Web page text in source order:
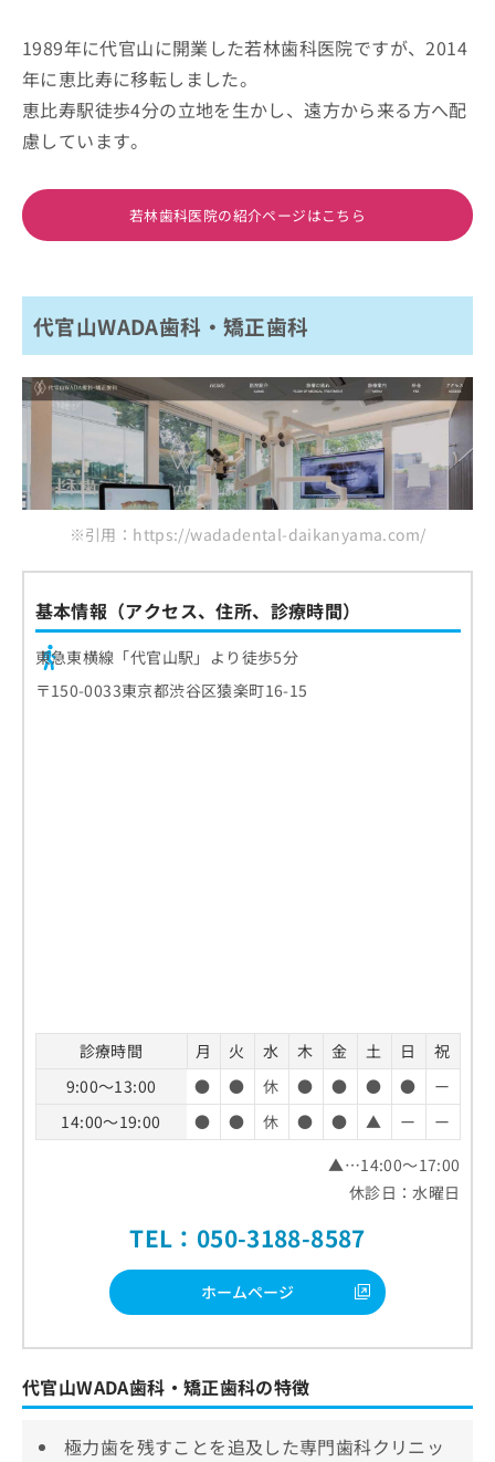
1989年に代官山に開業した若林歯科医院ですが、2014
年に恵比寿に移転しました。
恵比寿駅徒歩4分の立地を生かし、遠方から来る方へ配
慮しています。
若林歯科医院の紹介ページはこちら
代官山WADA歯科・矯正歯科
※引用：https://wadadental-daikanyama.com/
基本情報（アクセス、住所、診療時間）
東急東横線「代官山駅」より徒歩5分
〒150-0033東京都渋谷区猿楽町16-15
診療時間 月 火 水 木 金 土 日
祝
9:00～13:00
● ● 休 ● ● ● ●
ー
14:00～19:00
● ● 休 ● ● ▲ ー
ー
▲…14:00～17:00
休診日：水曜日
TEL：050-3188-8587
ホームページ
代官山WADA歯科・矯正歯科の特徴
極力歯を残すことを追及した専門歯科クリニッ